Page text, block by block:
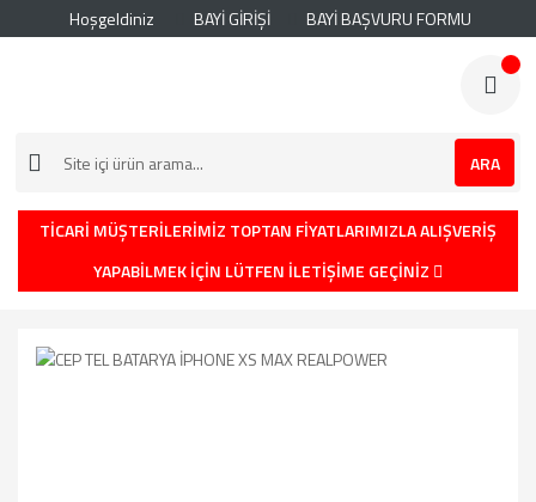
Hoşgeldiniz BAYİ GİRİŞİ BAYİ BAŞVURU FORMU
ARA
TİCARİ MÜŞTERİLERİMİZ TOPTAN FİYATLARIMIZLA ALIŞVERİŞ
YAPABİLMEK İÇİN LÜTFEN İLETİŞİME GEÇİNİZ